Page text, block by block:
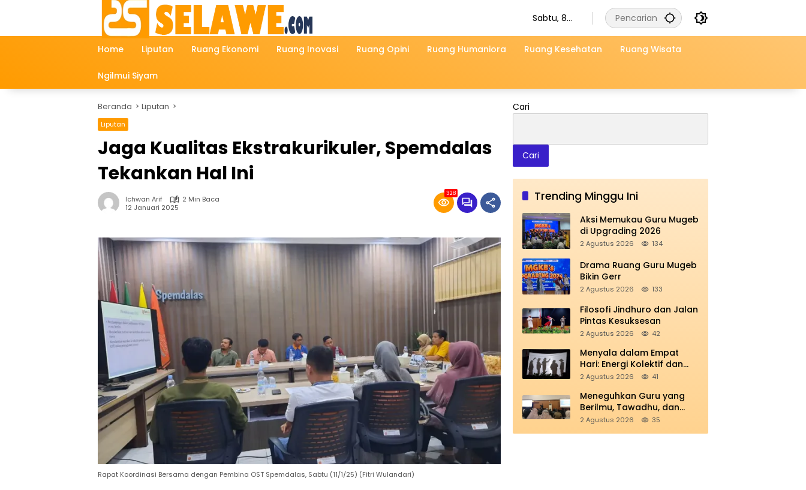
Sabtu, 8
Home Liputan Ruang Ekonomi Ruang Inovasi Ruang Opini Ruang Humaniora Ruang Kesehatan Ruang Wisata
Ngilmui Siyam
Beranda Liputan
Liputan
Jaga Kualitas Ekstrakurikuler, Spemdalas
Tekankan Hal Ini
Ichwan Arif
2 Min Baca
12 Januari 2025
328
Rapat Koordinasi Bersama dengan Pembina OST Spemdalas, Sabtu (11/1/25) (Fitri Wulandari)
Cari
Cari
Trending Minggu Ini
Aksi Memukau Guru Mugeb
di Upgrading 2026
2 Agustus 2026 134
Drama Ruang Guru Mugeb
Bikin Gerr
2 Agustus 2026 133
Filosofi Jindhuro dan Jalan
Pintas Kesuksesan
2 Agustus 2026 42
Menyala dalam Empat
Hari: Energi Kolektif dan
Refleksi Kemerdekaan di
2 Agustus 2026 41
Meneguhkan Guru yang
Berilmu, Tawadhu, dan
Berkarakter Ihsan
2 Agustus 2026 35